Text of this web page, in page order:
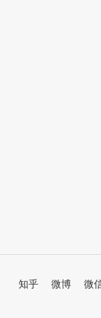
知乎 微博 微